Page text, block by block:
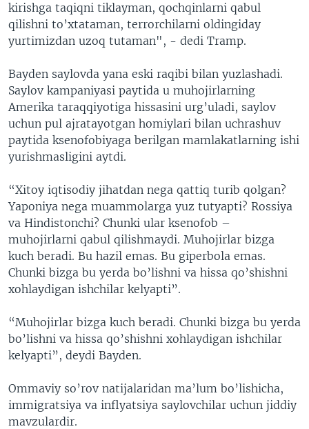
kirishga taqiqni tiklayman, qochqinlarni qabul
qilishni to’xtataman, terrorchilarni oldingiday
yurtimizdan uzoq tutaman", - dedi Tramp.
Bayden saylovda yana eski raqibi bilan yuzlashadi.
Saylov kampaniyasi paytida u muhojirlarning
Amerika taraqqiyotiga hissasini urg’uladi, saylov
uchun pul ajratayotgan homiylari bilan uchrashuv
paytida ksenofobiyaga berilgan mamlakatlarning ishi
yurishmasligini aytdi.
“Xitoy iqtisodiy jihatdan nega qattiq turib qolgan?
Yaponiya nega muammolarga yuz tutyapti? Rossiya
va Hindistonchi? Chunki ular ksenofob –
muhojirlarni qabul qilishmaydi. Muhojirlar bizga
kuch beradi. Bu hazil emas. Bu giperbola emas.
Chunki bizga bu yerda bo’lishni va hissa qo’shishni
xohlaydigan ishchilar kelyapti”.
“Muhojirlar bizga kuch beradi. Chunki bizga bu yerda
bo’lishni va hissa qo’shishni xohlaydigan ishchilar
kelyapti”, deydi Bayden.
Ommaviy so’rov natijalaridan ma’lum bo’lishicha,
immigratsiya va inflyatsiya saylovchilar uchun jiddiy
mavzulardir.